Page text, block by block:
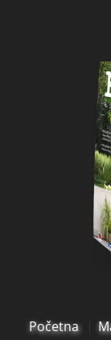
Početna